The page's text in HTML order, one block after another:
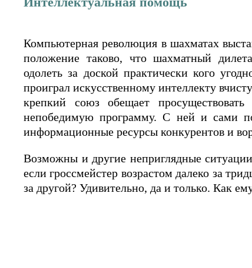
Компьютерная революция в шахматах
положение таково, что шахматный
одолеть за доской практически кого
проиграл искусственному интеллекту
крепкий союз обещает
непобедимую программу. С ней и сами
информационные ресурсы конкурентов и
Возможны и другие неприглядные
если гроссмейстер возрастом далеко за
за другой? Удивительно, да и только. Как